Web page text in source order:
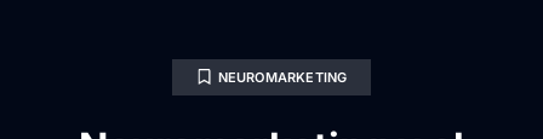
NEUROMARKETING